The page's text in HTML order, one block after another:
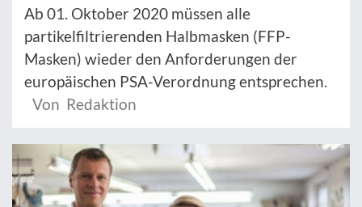
Ab 01. Oktober 2020 müssen alle
partikelfiltrierenden Halbmasken (FFP-
Masken) wieder den Anforderungen der
europäischen PSA-Verordnung entsprechen.
Von Redaktion